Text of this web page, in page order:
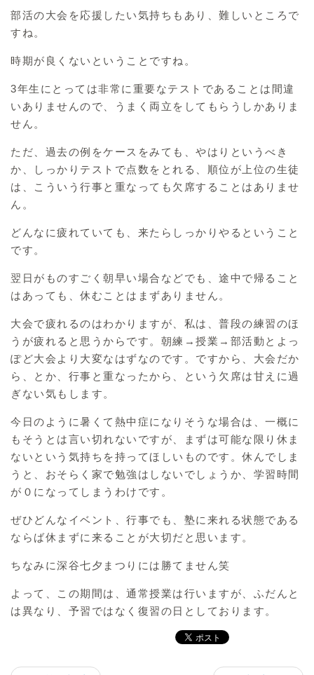
部活の大会を応援したい気持ちもあり、難しいところで
すね。
時期が良くないということですね。
3年生にとっては非常に重要なテストであることは間違
いありませんので、うまく両立をしてもらうしかありま
せん。
ただ、過去の例をケースをみても、やはりというべき
か、しっかりテストで点数をとれる、順位が上位の生徒
は、こういう行事と重なっても欠席することはありませ
ん。
どんなに疲れていても、来たらしっかりやるということ
です。
翌日がものすごく朝早い場合などでも、途中で帰ること
はあっても、休むことはまずありません。
大会で疲れるのはわかりますが、私は、普段の練習のほ
うが疲れると思うからです。朝練→授業→部活動とよっ
ぽど大会より大変なはずなのです。ですから、大会だか
ら、とか、行事と重なったから、という欠席は甘えに過
ぎない気もします。
今日のように暑くて熱中症になりそうな場合は、一概に
もそうとは言い切れないですが、まずは可能な限り休ま
ないという気持ちを持ってほしいものです。休んでしま
うと、おそらく家で勉強はしないでしょうか、学習時間
が０になってしまうわけです。
ぜひどんなイベント、行事でも、塾に来れる状態である
ならば休まずに来ることが大切だと思います。
ちなみに深谷七夕まつりには勝てません笑
よって、この期間は、通常授業は行いますが、ふだんと
は異なり、予習ではなく復習の日としております。